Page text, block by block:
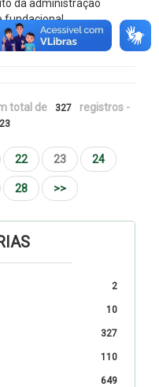
da administração
fundacional.
total de 327
registros -
23
22 23 24
28 >>
2
10
327
110
649